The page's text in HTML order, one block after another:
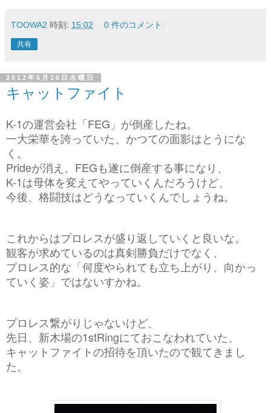
TOOWA2 時刻: 15:02 0 件のコメント:
共有
2012年5月16日水曜日
キャットファイト
K-1の運営会社「FEG」が倒産したね。
一大栄華を誇っていた、かつての面影はとうにな
く。
Prideが消え、FEGも遂に倒産する事になり、
K-1は母体を変えてやっていくんだろうけど、
今後、格闘技はどうなっていくんでしょうね。
これからはプロレスが盛り返していくと良いな。
観客が求めているのは真剣勝負だけでなく、
プロレス的な「何度やられても立ち上がり、向かっ
ていく姿」ではないすかね。
プロレス繋がりじゃないけど、
先日、新木場の1stRingにておこなわれていた、
キャットファイトの招待を頂いたので観てきまし
た。